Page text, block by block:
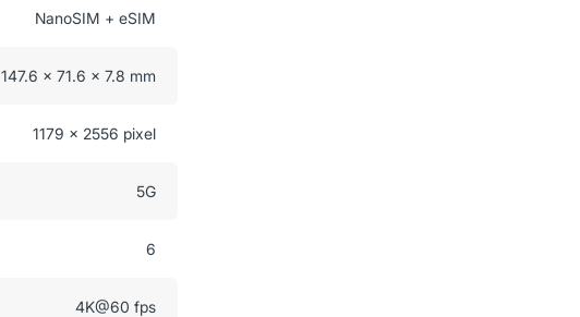
NanoSIM + eSIM
147.6 x 71.6 x 7.8 mm
1179 x 2556 pixel
5G
6
4K@60 fps